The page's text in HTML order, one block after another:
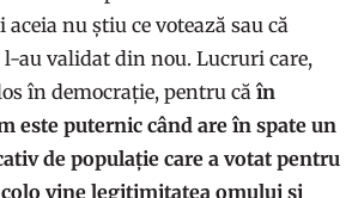
nu știu ce votează sau că
l-au validat din nou. Lucruri care,
în democrație, pentru căîn
este puternic când are în spate un
de populație care a votat pentru
vine legitimitatea omului și